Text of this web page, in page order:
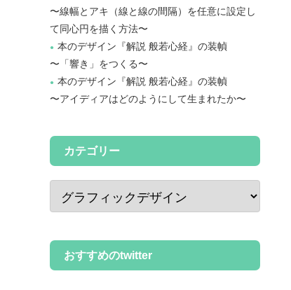
〜線幅とアキ（線と線の間隔）を任意に設定し
て同心円を描く方法〜
本のデザイン『解説 般若心経』の装幀
〜「響き」をつくる〜
本のデザイン『解説 般若心経』の装幀
〜アイディアはどのようにして生まれたか〜
カテゴリー
おすすめのtwitter